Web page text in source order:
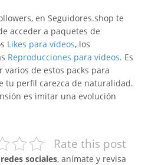
en Seguidores.shop te
acceder a paquetes de
Likes para vídeos, los
Reproducciones para vídeos. Es
de estos packs para
tu perfil carezca de naturalidad.
es imitar una evolución
Rate this post
sociales, anímate y revisa